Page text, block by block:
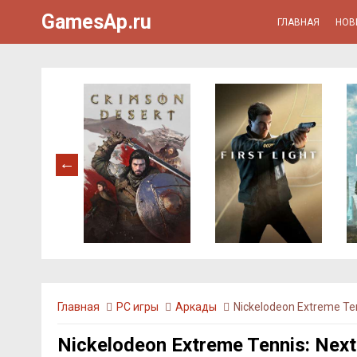
GamesAp.ru ГЛАВНАЯ
Главная PC игры Аркады Nickelodeon Extreme
Nickelodeon Extreme Tennis: